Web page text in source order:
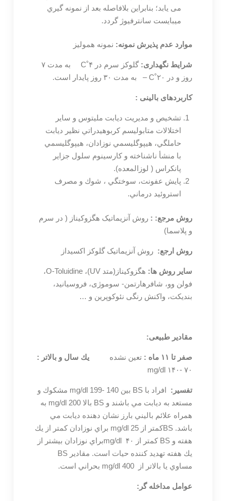
می یابد؛ بنابراين بلافاصله بعد از نمونه گيري
میبايست سانترفيوژ گردد.
موارد عدم پذیرش نمونه: نمونه هموليز
شرایط نگهداری:
گلوكز سرم در C˚۴ به مدت ۷
روز و در C˚۲۰ – به مدت ۳۰ روز پايدار است.
کاربردهای بالینی :
تشخيص و مديريت ديابت مليتوس و ساير
اختلالات متابوليسم كربوهيدراتي نظير ديابت
حاملگي، هيپوگليسمي نوزادان، هيپوگليسمي
با منشأ ناشناخته و كارسينوم سلول جزاير
پانكراس ( لوزالمعده).
پايش عفونت، سوختگي ، شوك و مصرف
استروئيد درماني.
روش مرجع: : روش آنزیماتیک هگزوکیناز ( در سرم
و پلاسما)
روش ارجع: روش آنزیماتیک گلوکز اکسیداز
سایر روش ها:
هگزوکیناز(متد UV)، O-Toluidine،
فولن وو، شافرهارتمن- سوموژی، فروسیانید،
بندیکت، واکنش رنگی نئوکوپرین و …
مقادیر طبیعی:
صفر تا ۱۱ ماه : تعين نشده يك سال و بالاتر :
mg/dl ۱۴۰- ۷۰
تفسیر:
افراد با BS بين mg/dl 199- 140 مشكوك و
مستعد به ديابت مي باشند و BS بالا mg/dl 200 به
همراه علائم باليني بارز نشان دهنده ديابت مي
باشد. BSكمتر از mg/dl 25 براي نوزادان كمتر از يك
هفته و BS كمتر از mg/dl ۴۰براي نوزادان بيشتر از
يك هفته تهدید کننده حیات است. مقادير BS
مساوي يا بالاتر از mg/dl 400 بحراني است.
عوامل مداخله گر: